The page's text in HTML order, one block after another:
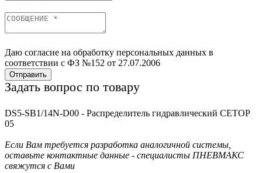
Даю согласие на обработку персональных данных в
соответствии с ФЗ №152 от 27.07.2006
Отправить
Задать вопрос по товару
DS5-SB1/14N-D00 - Распределитель гидравлический CETOP
05
Если Вам требуется разработка аналогичной системы,
оставьте контактные данные - специалисты ПНЕВМАКС
свяжутся с Вами